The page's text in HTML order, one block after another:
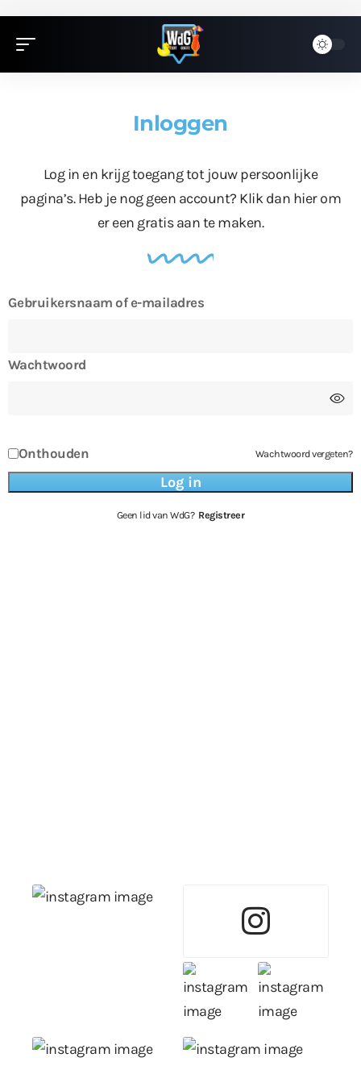
Inloggen
Log in en krijg toegang tot jouw persoonlijke
pagina’s. Heb je nog geen account? Klik dan hierom
er een gratis aan te maken.
Gebruikersnaam of e-mailadres
Wachtwoord
Onthouden Wachtwoord vergeten?
Geen lid van WdG? Registreer